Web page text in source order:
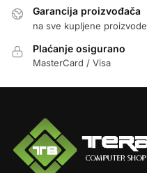
Garancija proizvođača
na sve kupljene proizvode
Plaćanje osigurano
MasterCard / Visa